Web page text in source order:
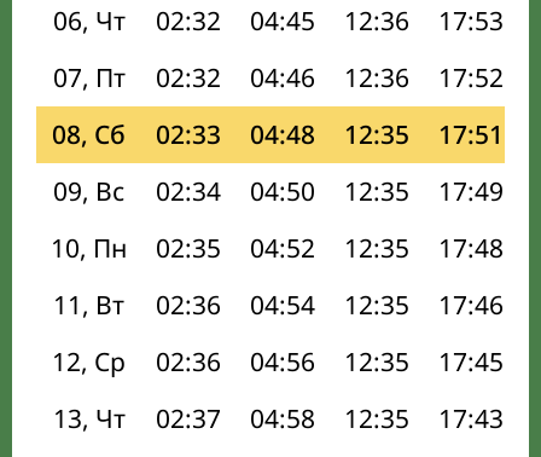
06, Чт
02:32 04:45 12:36 17:53
07, Пт
02:32 04:46 12:36 17:52
08, Сб
02:33 04:48 12:35 17:51
09, Вс
02:34 04:50 12:35 17:49
10, Пн
02:35 04:52 12:35 17:48
11, Вт
02:36 04:54 12:35 17:46
12, Ср
02:36 04:56 12:35 17:45
13, Чт
02:37 04:58 12:35 17:43